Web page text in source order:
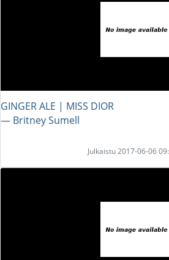
GINGER ALE | MISS DIOR
― Britney Sumell
Julkaistu 2017-06-06